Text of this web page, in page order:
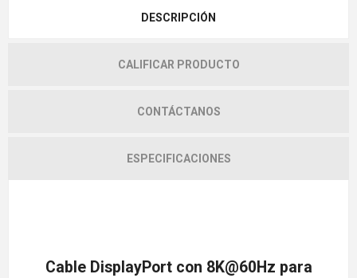
DESCRIPCIÓN
CALIFICAR PRODUCTO
CONTÁCTANOS
ESPECIFICACIONES
Cable DisplayPort con 8K@60Hz para